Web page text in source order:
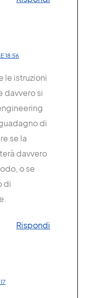
18:56
le istruzioni
davvero si
di
se la
davvero
o se
di
Rispondi